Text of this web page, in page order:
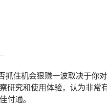
抓住机会狠赚一波取决于你
研究和使用体验，认为非常
付通。